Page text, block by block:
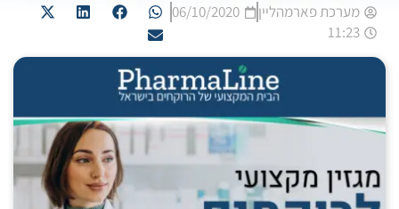
מערכת פארמהליין
06/10/2020
11:23